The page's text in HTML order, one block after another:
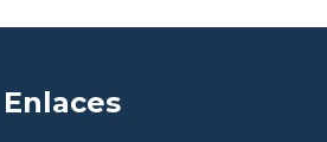
Enlaces